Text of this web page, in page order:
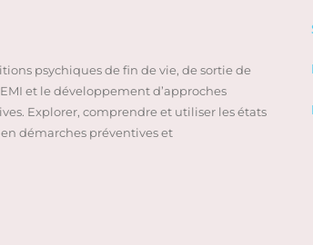
psychiques de fin de vie, de sortie de
et le développement d’approches
Explorer, comprendre et utiliser les états
démarches préventives et